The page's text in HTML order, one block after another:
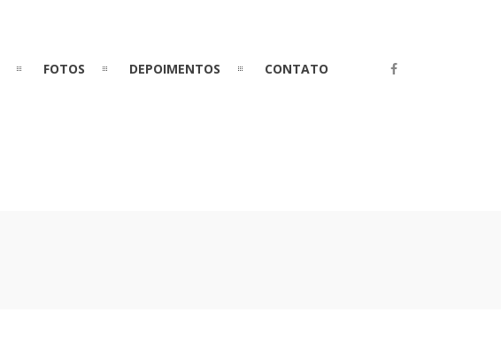
FOTOS DEPOIMENTOS CONTATO